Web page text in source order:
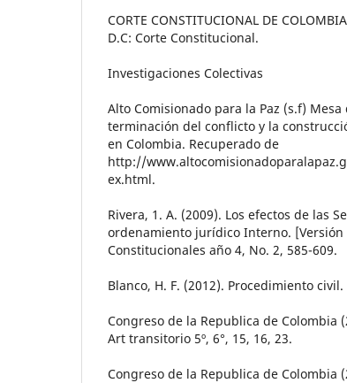
CORTE CONSTITUCIONAL DE
D.C: Corte Constitucional.
Investigaciones Colectivas
Alto Comisionado para la Paz (s.f)
terminación del conflicto y la
en Colombia. Recuperado de
http://
ex.html.
Rivera, 1. A. (2009). Los efectos de las
ordenamiento jurídico Interno. [Versión
Constitucionales año 4, No. 2, 585-609.
Blanco, H. F. (2012). Procedimiento
Congreso de la Republica de Colombia
Art transitorio 5º, 6°, 15, 16, 23.
Congreso de la Republica de Colombia